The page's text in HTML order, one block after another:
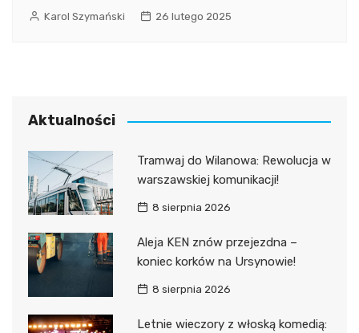
Karol Szymański 26 lutego 2025
Aktualności
Tramwaj do Wilanowa: Rewolucja w
warszawskiej komunikacji!
8 sierpnia 2026
Aleja KEN znów przejezdna –
koniec korków na Ursynowie!
8 sierpnia 2026
Letnie wieczory z włoską komedią: